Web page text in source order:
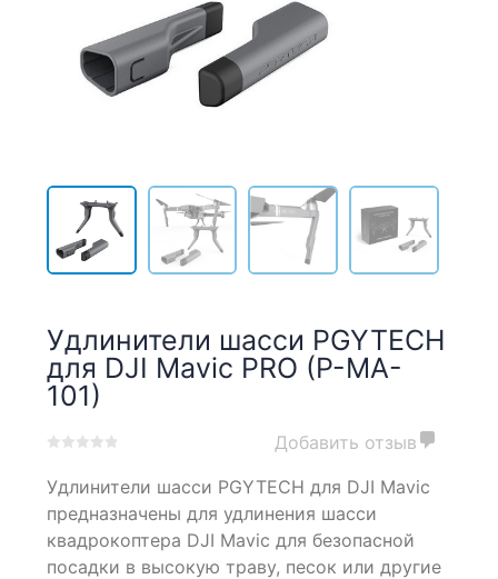
Удлинители шасси PGYTECH
для DJI Mavic PRO (P-MA-
101)
out
based
on
customer
Добавить отзыв
Удлинители шасси PGYTECH для DJI Mavic
предназначены для удлинения шасси
квадрокоптера DJI Mavic для безопасной
посадки в высокую траву, песок или другие